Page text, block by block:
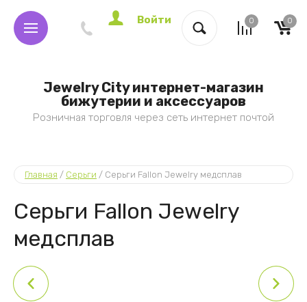
Войти 0 0
Jewelry City интернет-магазин
бижутерии и аксессуаров
Розничная торговля через сеть интернет почтой
Главная / Серьги / Серьги Fallon Jewelry медсплав
Серьги Fallon Jewelry
медсплав